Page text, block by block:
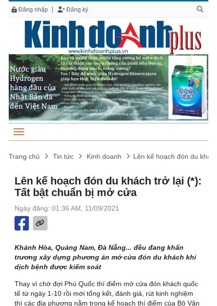
Đăng nhập Đăng ký
Trang chủ Tin tức Kinh doanh Lên kế hoạch đón du
Lên kế hoạch đón du khách trở lại (*):
Tất bật chuẩn bị mở cửa
Ngày đăng: 01:36 AM, 11/09/2021
Khánh Hòa, Quảng Nam, Đà Nẵng... đều đang khẩn
trương xây dựng phương án mở cửa đón du khách khi
dịch bệnh được kiểm soát
Thay vì chờ đợi Phú Quốc thí điểm mở cửa đón khách quốc
tế từ ngày 1-10 rồi mới tổng kết, đánh giá, rút kinh nghiệm
thì các địa phương nằm trong kế hoạch thí điểm của Bộ Văn